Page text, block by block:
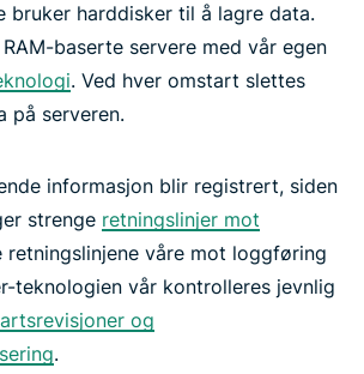
bruker harddisker til å lagre data.
baserte servere med vår egen
. Ved hver omstart slettes
på serveren.
informasjon blir registrert, siden
strenge retningslinjer mot
retningslinjene våre mot loggføring
teknologien vår kontrolleres jevnlig
og
.